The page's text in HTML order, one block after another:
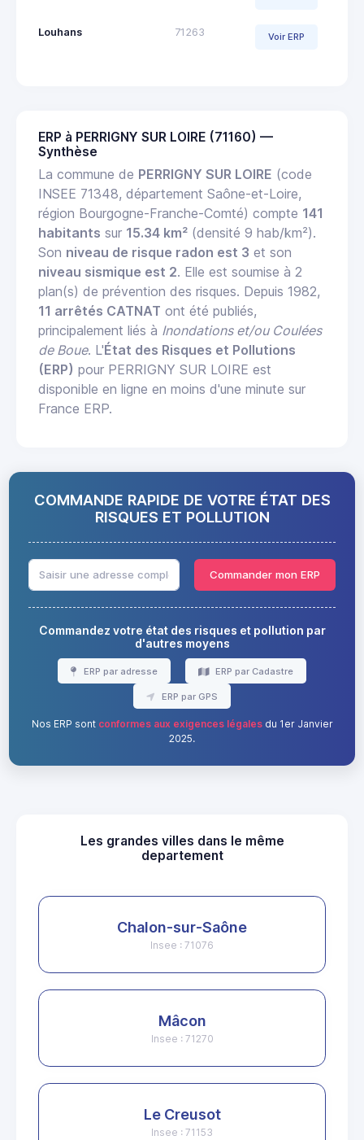
Louhans 71263 Voir ERP
ERP à PERRIGNY SUR LOIRE (71160) —
Synthèse
La commune de PERRIGNY SUR LOIRE (code
INSEE 71348, département Saône-et-Loire,
région Bourgogne-Franche-Comté) compte 141
habitants sur 15.34 km² (densité 9 hab/km²).
Son niveau de risque radon est 3 et son
niveau sismique est 2. Elle est soumise à 2
plan(s) de prévention des risques. Depuis 1982,
11 arrêtés CATNAT ont été publiés,
principalement liés à Inondations et/ou Coulées
de Boue. L'État des Risques et Pollutions
(ERP) pour PERRIGNY SUR LOIRE est
disponible en ligne en moins d'une minute sur
France ERP.
COMMANDE RAPIDE DE VOTRE ÉTAT DES
RISQUES ET POLLUTION
Commander mon ERP
Commandez votre état des risques et pollution par
d'autres moyens
ERP par adresse ERP par Cadastre
ERP par GPS
Nos ERP sont conformes aux exigences légalesdu 1er Janvier
2025.
Les grandes villes dans le même
departement
Chalon-sur-Saône
Insee : 71076
Mâcon
Insee : 71270
Le Creusot
Insee : 71153